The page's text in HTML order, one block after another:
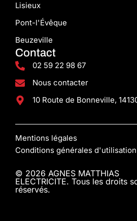
Lisieux
Pont-l'Évêque
Beuzeville
Contact
02 59 22 98 67
Nous contacter
10 Route de Bonneville,
Mentions légales
Conditions générales d'utilisation
© 2026 AGNES MATTHIAS
ELECTRICITE. Tous les droits
réservés.